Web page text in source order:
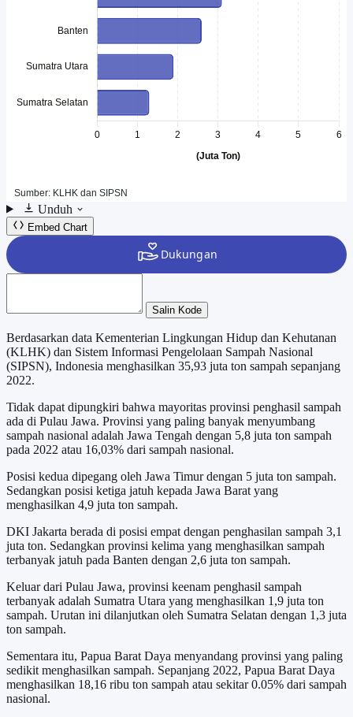
Unduh
Embed Chart
Salin Kode
Berdasarkan data Kementerian Lingkungan Hidup dan Kehutanan
(KLHK) dan Sistem Informasi Pengelolaan Sampah Nasional
(SIPSN), Indonesia menghasilkan 35,93 juta ton sampah sepanjang
2022.
Tidak dapat dipungkiri bahwa mayoritas provinsi penghasil sampah
ada di Pulau Jawa. Provinsi yang paling banyak menyumbang
sampah nasional adalah Jawa Tengah dengan 5,8 juta ton sampah
pada 2022 atau 16,03% dari sampah nasional.
Posisi kedua dipegang oleh Jawa Timur dengan 5 juta ton sampah.
Sedangkan posisi ketiga jatuh kepada Jawa Barat yang
menghasilkan 4,9 juta ton sampah.
DKI Jakarta berada di posisi empat dengan penghasilan sampah 3,1
juta ton. Sedangkan provinsi kelima yang menghasilkan sampah
terbanyak jatuh pada Banten dengan 2,6 juta ton sampah.
Keluar dari Pulau Jawa, provinsi keenam penghasil sampah
terbanyak adalah Sumatra Utara yang menghasilkan 1,9 juta ton
sampah. Urutan ini dilanjutkan oleh Sumatra Selatan dengan 1,3 juta
ton sampah.
Sementara itu, Papua Barat Daya menyandang provinsi yang paling
sedikit menghasilkan sampah. Sepanjang 2022, Papua Barat Daya
menghasilkan 18,16 ribu ton sampah atau sekitar 0.05% dari sampah
nasional.